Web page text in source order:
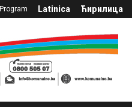
Program Latinica Ћирилица